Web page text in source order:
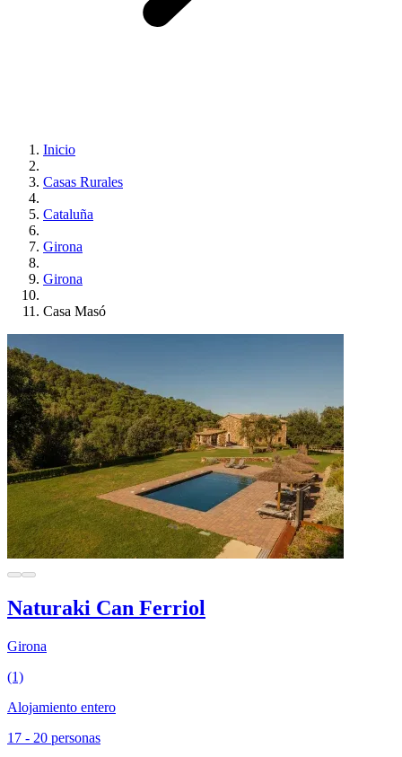
Inicio
Casas Rurales
Cataluña
Girona
Girona
Casa Masó
Naturaki Can Ferriol
Girona
(1)
Alojamiento entero
17 - 20 personas